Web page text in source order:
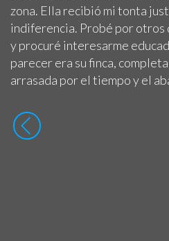
zona. Ella recibió mi tonta
indiferencia. Probé por otros
y procuré interesarme
parecer era su finca,
arrasada por el tiempo y el